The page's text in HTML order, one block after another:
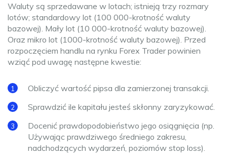
Waluty są sprzedawane w lotach; istnieją trzy rozmary
lotów; standardowy lot (100 000-krotność waluty
bazowej). Mały lot (10 000-krotność waluty bazowej).
Oraz mikro lot (1000-krotność waluty bazowej). Przed
rozpoczęciem handlu na rynku Forex Trader powinien
wziąć pod uwagę następne kwestie:
Obliczyć wartość pipsa dla zamierzonej transakcji.
Sprawdzić ile kapitału jesteś skłonny zaryzykować.
Docenić prawdopodobieństwo jego osiągnięcia (np.
Używając prawdziwego średniego zakresu,
nadchodzących wydarzeń, poziomów stop loss).